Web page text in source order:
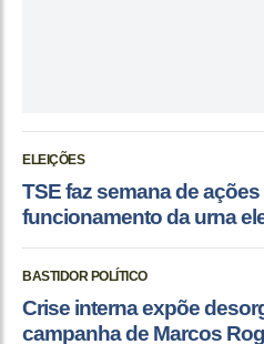
ELEIÇÕES
TSE faz semana de
funcionamento da urna
BASTIDOR POLÍTICO
Crise interna expõe
campanha de Marcos